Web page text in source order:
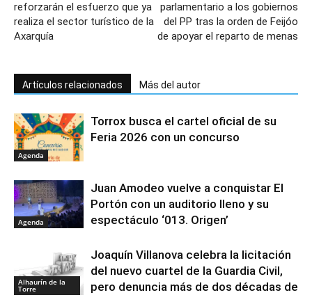
reforzarán el esfuerzo que ya
realiza el sector turístico de la
Axarquía
parlamentario a los gobiernos
del PP tras la orden de Feijóo
de apoyar el reparto de menas
Artículos relacionados Más del autor
Agenda
Torrox busca el cartel oficial de su
Feria 2026 con un concurso
Agenda
Juan Amodeo vuelve a conquistar El
Portón con un auditorio lleno y su
espectáculo ‘013. Origen’
Alhaurín de la
Torre
Joaquín Villanova celebra la licitación
del nuevo cuartel de la Guardia Civil,
pero denuncia más de dos décadas de